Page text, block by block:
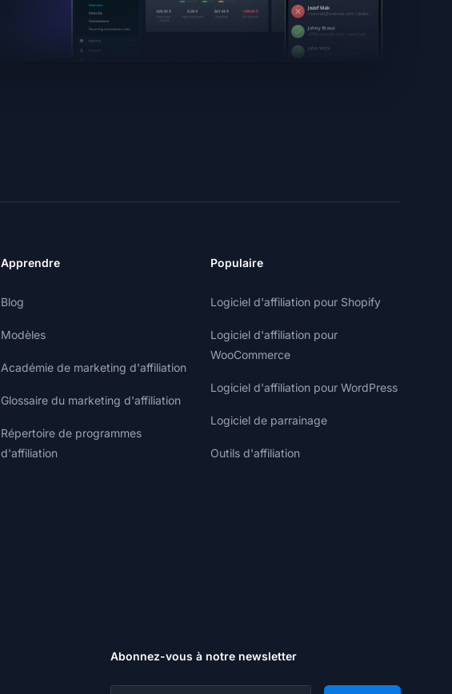
Apprendre
Blog
Modèles
Académie de marketing d'affiliation
Glossaire du marketing d'affiliation
Répertoire de programmes
d'affiliation
Populaire
Logiciel d'affiliation pour Shopify
Logiciel d'affiliation pour
WooCommerce
Logiciel d'affiliation pour WordPress
Logiciel de parrainage
Outils d'affiliation
Abonnez-vous à notre newsletter